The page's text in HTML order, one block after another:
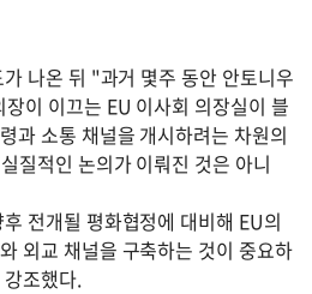
나온 뒤 "과거 몇주 동안 안토니우
이 이끄는 EU 이사회 의장실이 블
과 소통 채널을 개시하려는 차원의
질적인 논의가 이뤄진 것은 아니
전개될 평화협정에 대비해 EU의
외교 채널을 구축하는 것이 중요하
조했다.